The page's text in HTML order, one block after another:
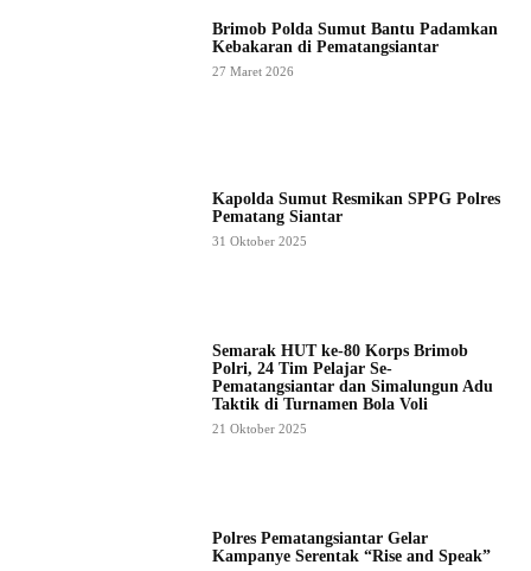
Brimob Polda Sumut Bantu Padamkan
Kebakaran di Pematangsiantar
27 Maret 2026
Kapolda Sumut Resmikan SPPG Polres
Pematang Siantar
31 Oktober 2025
Semarak HUT ke-80 Korps Brimob
Polri, 24 Tim Pelajar Se-
Pematangsiantar dan Simalungun Adu
Taktik di Turnamen Bola Voli
21 Oktober 2025
Polres Pematangsiantar Gelar
Kampanye Serentak “Rise and Speak”